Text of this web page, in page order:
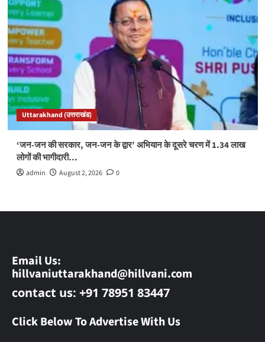
Uttarakhand (उत्तराखंड)
‘जन-जन की सरकार, जन-जन के द्वार’ अभियान के दूसरे चरण में 1.34 लाख
लोगों की भागीदारी…
admin August 2, 2026 0
Email Us:
hillvaniuttarakhand@hillvani.com
contact us: +91 78951 83447
Click Below To Advertise With Us